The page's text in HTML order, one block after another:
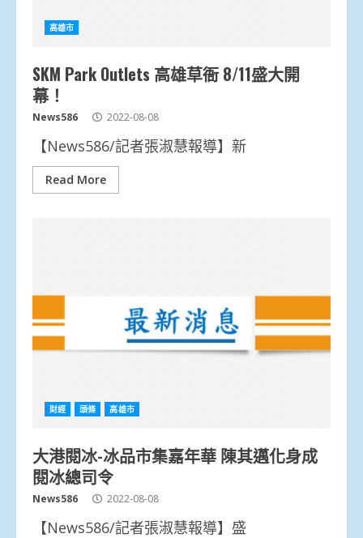
高雄市
SKM Park Outlets 高雄草衙 8/11盛大開
幕！
News586 2022-08-08
【News586/記者張淑慧報導】新
Read More
財經 頭條 高雄市
大港閱冰-冰品市集嘉年華 陳其邁化身成
閱冰總司令
News586 2022-08-08
【News586/記者張淑慧報導】盛